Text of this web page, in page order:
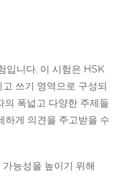
입니다. 이 시험은 HSK
쓰기 영역으로 구성되
의 폭넓고 다양한 주제들
하게 의견을 주고받을 수
능성을 높이기 위해